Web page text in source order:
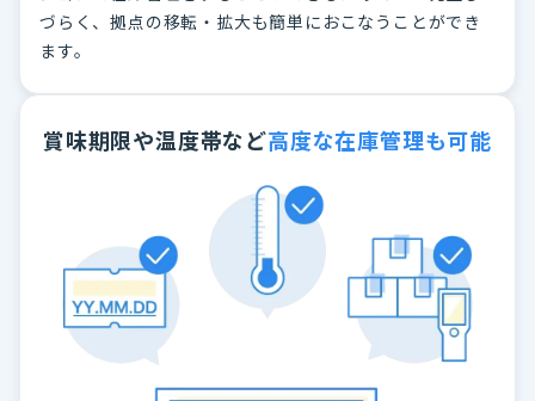
づらく、拠点の移転・拡大も簡単におこなうことができ
ます。
賞味期限や温度帯など高度な在庫管理も可能